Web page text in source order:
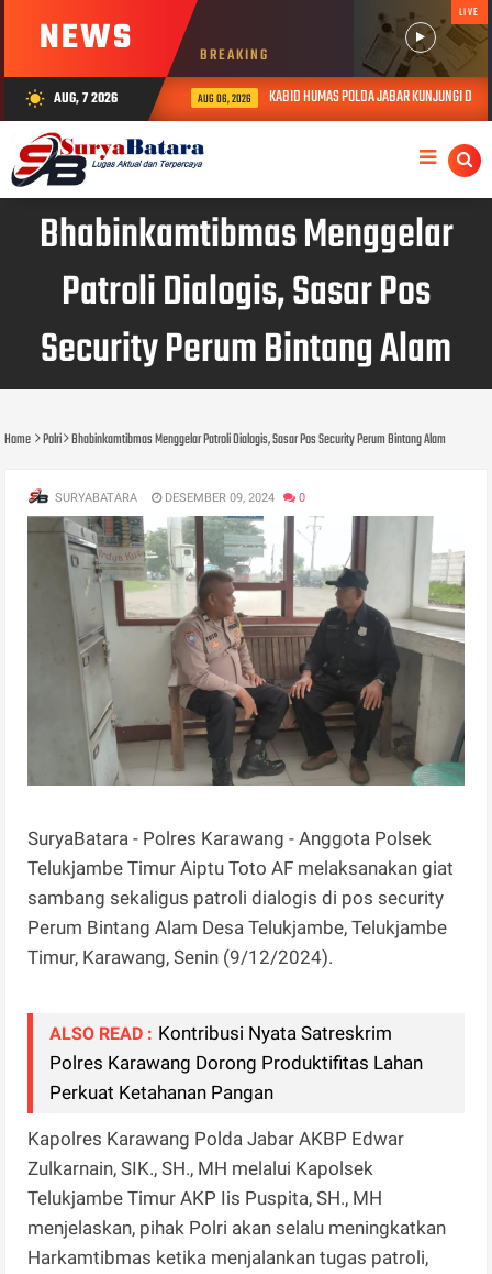
NEWS BREAKING
LIVE
wb_sunny AUG, 7 2026 AUG 06, 2026 KABID HUMAS POLDA JABAR KUNJUNGI DAN
Bhabinkamtibmas Menggelar
Patroli Dialogis, Sasar Pos
Security Perum Bintang Alam
Home Polri Bhabinkamtibmas Menggelar Patroli Dialogis, Sasar Pos Security Perum Bintang Alam
SURYABATARA DESEMBER 09, 2024 0
SuryaBatara - Polres Karawang - Anggota Polsek
Telukjambe Timur Aiptu Toto AF melaksanakan giat
sambang sekaligus patroli dialogis di pos security
Perum Bintang Alam Desa Telukjambe, Telukjambe
Timur, Karawang, Senin (9/12/2024).
ALSO READ : Kontribusi Nyata Satreskrim
Polres Karawang Dorong Produktifitas Lahan
Perkuat Ketahanan Pangan
Kapolres Karawang Polda Jabar AKBP Edwar
Zulkarnain, SIK., SH., MH melalui Kapolsek
Telukjambe Timur AKP Iis Puspita, SH., MH
menjelaskan, pihak Polri akan selalu meningkatkan
Harkamtibmas ketika menjalankan tugas patroli,